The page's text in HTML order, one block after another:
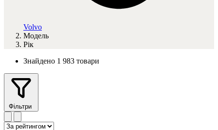
Volvo
Модель
Рік
Знайдено 1 983 товари
Фільтри